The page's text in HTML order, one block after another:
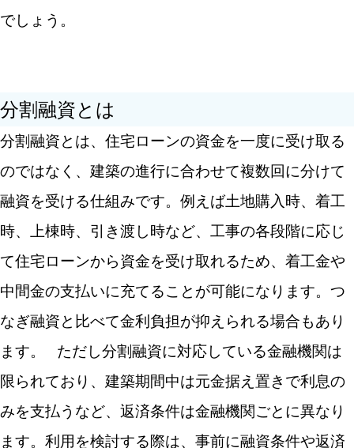
でしょう。
分割融資とは
分割融資とは、住宅ローンの資金を一度に受け取る
のではなく、建築の進行に合わせて複数回に分けて
融資を受ける仕組みです。例えば土地購入時、着工
時、上棟時、引き渡し時など、工事の各段階に応じ
て住宅ローンから資金を受け取れるため、着工金や
中間金の支払いに充てることが可能になります。つ
なぎ融資と比べて金利負担が抑えられる場合もあり
ます。
ただし分割融資に対応している金融機関は
限られており、建築期間中は元金据え置きで利息の
みを支払うなど、返済条件は金融機関ごとに異なり
ます。利用を検討する際は、事前に融資条件や返済